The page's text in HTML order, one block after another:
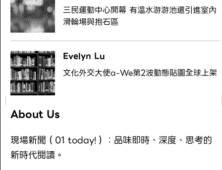
三民運動中心開幕 有溫水游游池還引進室內
滑輪場與抱石區
Evelyn Lu
文化外交大使a-We第2波動態貼圖全球上架
About Us
現場新聞（01 today!）：品味即時、深度、思考的
新時代閱讀。